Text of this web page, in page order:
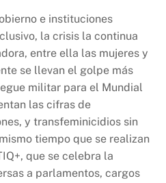
e instituciones
la crisis la continua
entre ella las mujeres y
se llevan el golpe más
militar para el Mundial
las cifras de
y transfeminicidios sin
tiempo que se realizan
que se celebra la
a parlamentos, cargos